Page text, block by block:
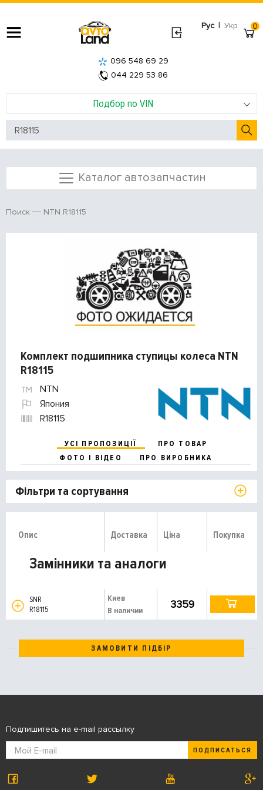
Рус | Укр
Подбор по VIN
096 548 69 29
044 229 53 86
0
Каталог автозапчастин
Поиск NTN R18115
Комплект подшипника ступицы колеса NTN
R18115
NTN
Япония
R18115
УСІ ПРОПОЗИЦІЇ
ПРО ТОВАР
ФОТО І ВІДЕО
ПРО ВИРОБНИКА
Фільтри та сортування
Опис Доставка Ціна Покупка
Замінники та аналоги
SNR
R18115
Киев
В наличии
3359
ЗАМОВИТИ ПІДБІР
Подпишитесь на e-mail рассылку
ПОДПИСАТЬСЯ